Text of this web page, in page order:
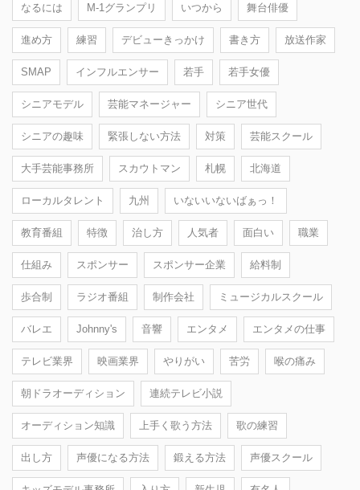
なるには M-1グランプリ いつから 舞台俳優
進め方 練習 デビューきっかけ 書き方 放送作家
SMAP インフルエンサー 若手 若手女優
シニアモデル 芸能マネージャー シニア世代
シニアの趣味 緊張しない方法 対策 芸能スクール
大手芸能事務所 スカウトマン 札幌 北海道
ローカルタレント 九州 いないいないばぁっ！
教育番組 特徴 治し方 人気者 面白い 職業
仕組み スポンサー スポンサー企業 給料制
歩合制 ラジオ番組 制作会社 ミュージカルスクール
バレエ Johnny's 音響 エンタメ エンタメの仕事
テレビ業界 映画業界 やりがい 苦労 喉の痛み
朝ドラオーディション 連続テレビ小説
オーディション知識 上手く歌う方法 歌の練習
出し方 声優になる方法 鍛える方法 声優スクール